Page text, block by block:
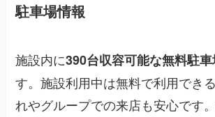
駐車場情報
施設内に390台収容可能な無料駐
す。施設利用中は無料で利用でき
れやグループでの来店も安心です